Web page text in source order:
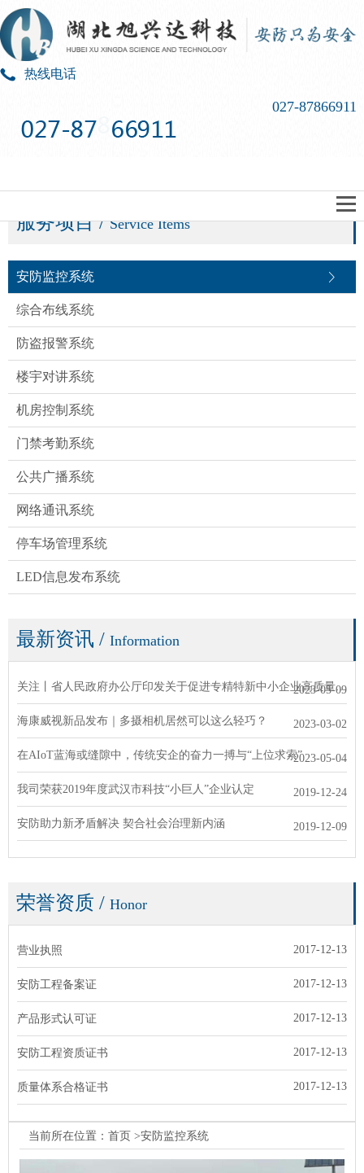
热线电话
027-87866911
服务项目 /Service Items
安防监控系统
综合布线系统
防盗报警系统
楼宇对讲系统
机房控制系统
门禁考勤系统
公共广播系统
网络通讯系统
停车场管理系统
LED信息发布系统
最新资讯 / Information
关注丨省人民政府办公厅印发关于促进专精特新中小企业高质量发展
2023-05-09
海康威视新品发布｜多摄相机居然可以这么轻巧？ 2023-03-02
在AIoT蓝海或缝隙中，传统安企的奋力一搏与“上位求索”2023-05-04
我司荣获2019年度武汉市科技“小巨人”企业认定 2019-12-24
安防助力新矛盾解决 契合社会治理新内涵 2019-12-09
荣誉资质 / Honor
营业执照 2017-12-13
安防工程备案证 2017-12-13
产品形式认可证 2017-12-13
安防工程资质证书 2017-12-13
质量体系合格证书 2017-12-13
当前所在位置： 首页 >安防监控系统